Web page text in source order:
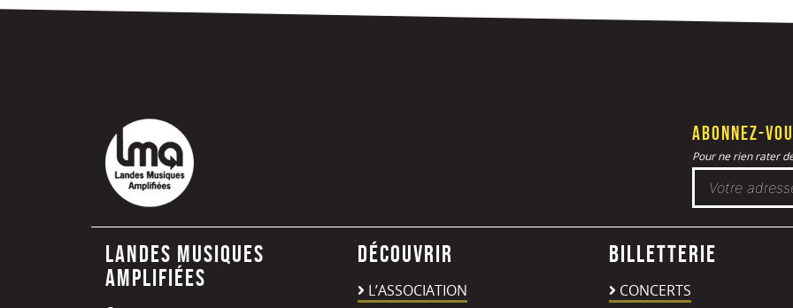
Abonnez-
Pour ne rien rater
Landes Musiques
Amplifiées
Découvrir
L’ASSOCIATION
Billetterie
CONCERTS